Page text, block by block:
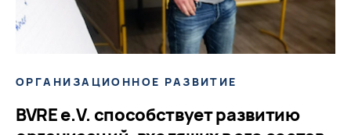
ОРГАНИЗАЦИОННОЕ РАЗВИТИЕ
BVRE e.V. способствует развитию